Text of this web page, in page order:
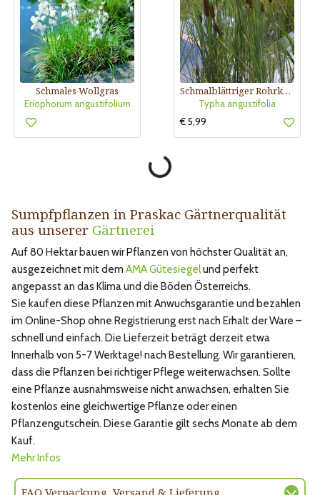
Schmales Wollgras
Eriophorum angustifolium
Schmalblättriger Rohrkolben
Typha angustifolia
€ 5,99
Sumpfpflanzen in Praskac Gärtnerqualität
aus unserer Gärtnerei
Auf 80 Hektar bauen wir Pflanzen von höchster Qualität an,
ausgezeichnet mit dem AMA Gütesiegelund perfekt
angepasst an das Klima und die Böden Österreichs.
Sie kaufen diese Pflanzen mit Anwuchsgarantie und bezahlen
im Online-Shop ohne Registrierung erst nach Erhalt der Ware –
schnell und einfach. Die Lieferzeit beträgt derzeit etwa
Innerhalb von 5-7 Werktage! nach Bestellung. Wir garantieren,
dass die Pflanzen bei richtiger Pflege weiterwachsen. Sollte
eine Pflanze ausnahmsweise nicht anwachsen, erhalten Sie
kostenlos eine gleichwertige Pflanze oder einen
Pflanzengutschein. Diese Garantie gilt sechs Monate ab dem
Kauf.
Mehr Infos